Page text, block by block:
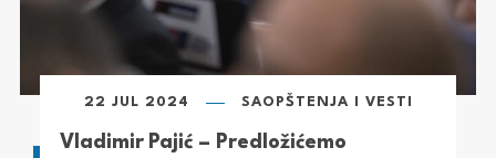
22 JUL 2024 SAOPŠTENJA I VESTI
Vladimir Pajić – Predložićemo